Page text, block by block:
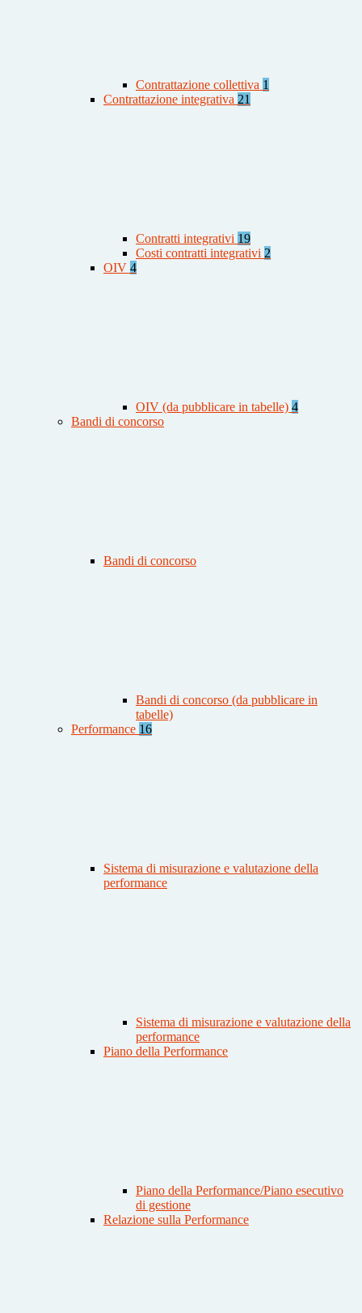
Contrattazione collettiva 1
Contrattazione integrativa 21
Contratti integrativi 19
Costi contratti integrativi 2
OIV 4
OIV (da pubblicare in tabelle) 4
Bandi di concorso
Bandi di concorso
Bandi di concorso (da pubblicare in
tabelle)
Performance 16
Sistema di misurazione e valutazione della
performance
Sistema di misurazione e valutazione della
performance
Piano della Performance
Piano della Performance/Piano esecutivo
di gestione
Relazione sulla Performance